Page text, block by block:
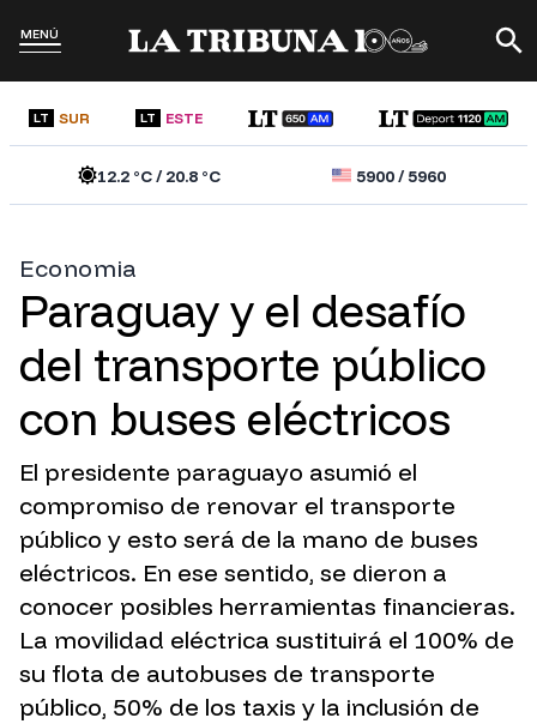
MENÚ
LT SUR LT ESTE
12.2°C /20.8°C 5900/5960
Economia
Paraguay y el desafío
del transporte público
con buses eléctricos
El presidente paraguayo asumió el
compromiso de renovar el transporte
público y esto será de la mano de buses
eléctricos. En ese sentido, se dieron a
conocer posibles herramientas financieras.
La movilidad eléctrica sustituirá el 100% de
su flota de autobuses de transporte
público, 50% de los taxis y la inclusión de